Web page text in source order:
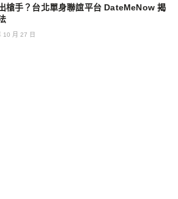
槍手？台北單身聯誼平台 DateMeNow 揭
10 月 27 日